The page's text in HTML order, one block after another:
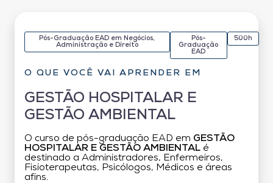
Pós-Graduação EAD em Negócios,
Administração e Direito
Pós-
Graduação
EAD
500h
O QUE VOCÊ VAI APRENDER EM
GESTÃO HOSPITALAR E
GESTÃO AMBIENTAL
O curso de pós-graduação EAD em GESTÃO
HOSPITALAR E GESTÃO AMBIENTAL é
destinado a Administradores, Enfermeiros,
Fisioterapeutas, Psicólogos, Médicos e áreas
afins.